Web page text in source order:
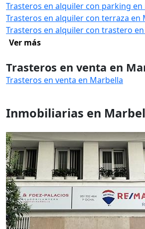
Trasteros en alquiler con parking en
Trasteros en alquiler con terraza en
Trasteros en alquiler con trastero
Ver más
Trasteros en venta en
Trasteros en venta en Marbella
Inmobiliarias en